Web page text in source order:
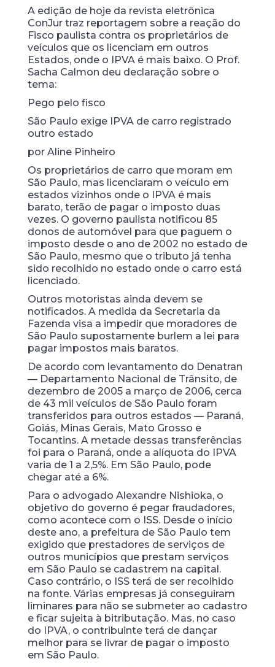
A edição de hoje da revista eletrônica
ConJur traz reportagem sobre a reação do
Fisco paulista contra os proprietários de
veículos que os licenciam em outros
Estados, onde o IPVA é mais baixo. O Prof.
Sacha Calmon deu declaração sobre o
tema:
Pego pelo fisco
São Paulo exige IPVA de carro registrado
outro estado
por Aline Pinheiro
Os proprietários de carro que moram em
São Paulo, mas licenciaram o veículo em
estados vizinhos onde o IPVA é mais
barato, terão de pagar o imposto duas
vezes. O governo paulista notificou 85
donos de automóvel para que paguem o
imposto desde o ano de 2002 no estado de
São Paulo, mesmo que o tributo já tenha
sido recolhido no estado onde o carro está
licenciado.
Outros motoristas ainda devem se
notificados. A medida da Secretaria da
Fazenda visa a impedir que moradores de
São Paulo supostamente burlem a lei para
pagar impostos mais baratos.
De acordo com levantamento do Denatran
— Departamento Nacional de Trânsito, de
dezembro de 2005 a março de 2006, cerca
de 43 mil veículos de São Paulo foram
transferidos para outros estados — Paraná,
Goiás, Minas Gerais, Mato Grosso e
Tocantins. A metade dessas transferências
foi para o Paraná, onde a alíquota do IPVA
varia de 1 a 2,5%. Em São Paulo, pode
chegar até a 6%.
Para o advogado Alexandre Nishioka, o
objetivo do governo é pegar fraudadores,
como acontece com o ISS. Desde o início
deste ano, a prefeitura de São Paulo tem
exigido que prestadores de serviços de
outros municípios que prestam serviços
em São Paulo se cadastrem na capital.
Caso contrário, o ISS terá de ser recolhido
na fonte. Várias empresas já conseguiram
liminares para não se submeter ao cadastro
e ficar sujeita à bitributação. Mas, no caso
do IPVA, o contribuinte terá de dançar
melhor para se livrar de pagar o imposto
em São Paulo.